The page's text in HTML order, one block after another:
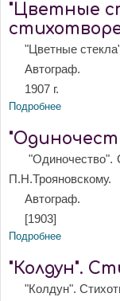
"Цветные
"Цветные
Автограф.
1907 г.
Подробнее
"Одиночество".
П.Н.Трояновскому.
Автограф.
[1903]
Подробнее
"Колдун".
"Колдун".